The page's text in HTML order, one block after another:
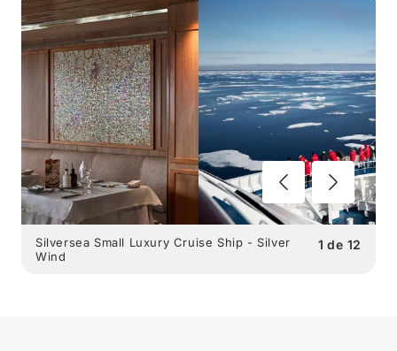
1 de 12
Silversea Small Luxury Cruise Ship - Silver
Wind